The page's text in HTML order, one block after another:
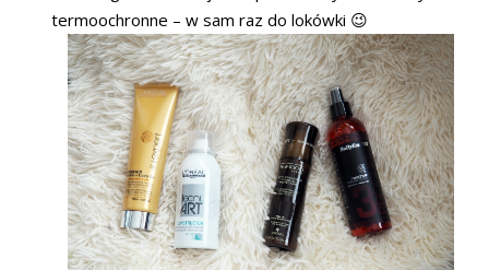
termoochronne – w sam raz do lokówki 😉